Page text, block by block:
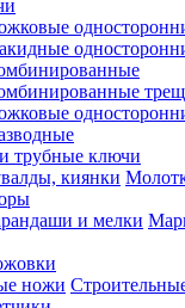
трубные ключи